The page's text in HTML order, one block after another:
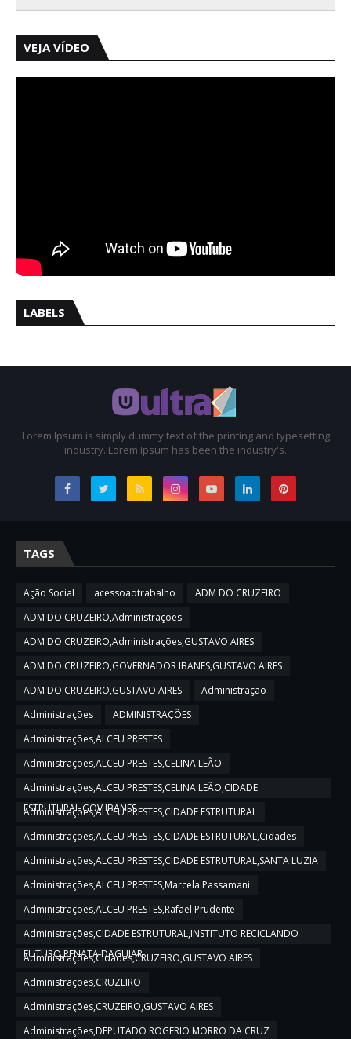
VEJA VÍDEO
LABELS
Lorem Ipsum is simply dummy text of the printing and typesetting
industry. Lorem Ipsum has been the industry's.
TAGS
Ação Social acessoaotrabalho
ADM DO CRUZEIRO
ADM DO CRUZEIRO,Administrações
ADM DO CRUZEIRO,Administrações,GUSTAVO AIRES
ADM DO CRUZEIRO,GOVERNADOR IBANES,GUSTAVO AIRES
ADM DO CRUZEIRO,GUSTAVO AIRES
Administração
Administrações
ADMINISTRAÇÕES
Administrações,ALCEU PRESTES
Administrações,ALCEU PRESTES,CELINA LEÃO
Administrações,ALCEU PRESTES,CELINA LEÃO,CIDADE
ESTRUTURAL,GOV IBANES
Administrações,ALCEU PRESTES,CIDADE ESTRUTURAL
Administrações,ALCEU PRESTES,CIDADE ESTRUTURAL,Cidades
Administrações,ALCEU PRESTES,CIDADE ESTRUTURAL,SANTA LUZIA
Administrações,ALCEU PRESTES,Marcela Passamani
Administrações,ALCEU PRESTES,Rafael Prudente
Administrações,CIDADE ESTRUTURAL,INSTITUTO RECICLANDO
FUTURO,RENATA DAGUIAR
Administrações,Cidades,CRUZEIRO,GUSTAVO AIRES
Administrações,CRUZEIRO
Administrações,CRUZEIRO,GUSTAVO AIRES
Administrações,DEPUTADO ROGERIO MORRO DA CRUZ